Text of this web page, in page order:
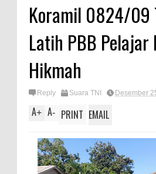
Koramil 0824/09
Latih PBB Pelajar
Hikmah
Reply Suara TNI Desember
A+ A- PRINT EMAIL